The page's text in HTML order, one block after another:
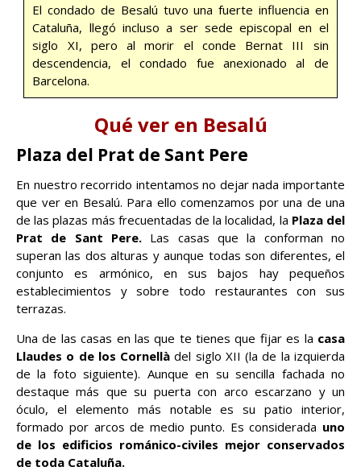
El condado de Besalú tuvo una fuerte influencia en
Cataluña, llegó incluso a ser sede episcopal en el
siglo XI, pero al morir el conde Bernat III sin
descendencia, el condado fue anexionado al de
Barcelona.
Qué ver en Besalú
Plaza del Prat de Sant Pere
En nuestro recorrido intentamos no dejar nada importante
que ver en Besalú. Para ello comenzamos por una de una
de las plazas más frecuentadas de la localidad, la Plaza del
Prat de Sant Pere. Las casas que la conforman no
superan las dos alturas y aunque todas son diferentes, el
conjunto es armónico, en sus bajos hay pequeños
establecimientos y sobre todo restaurantes con sus
terrazas.
Una de las casas en las que te tienes que fijar es la casa
Llaudes o de los Cornellà del siglo XII (la de la izquierda
de la foto siguiente). Aunque en su sencilla fachada no
destaque más que su puerta con arco escarzano y un
óculo, el elemento más notable es su patio interior,
formado por arcos de medio punto. Es considerada uno
de los edificios románico-civiles mejor conservados
de toda Cataluña.